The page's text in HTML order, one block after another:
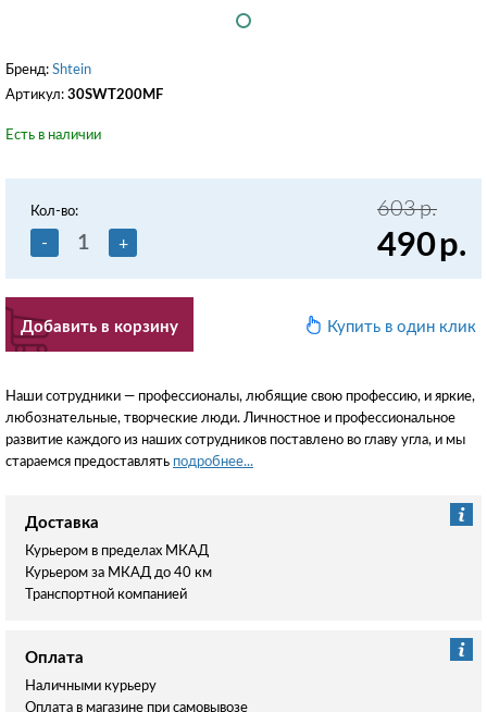
Бренд: Shtein
Артикул: 30SWT200MF
Есть в наличии
Кол-во:
- +
Добавить в корзину
603р.
490р.
Купить в один клик
Наши сотрудники — профессионалы, любящие свою профессию, и яркие,
любознательные, творческие люди. Личностное и профессиональное
развитие каждого из наших сотрудников поставлено во главу угла, и мы
стараемся предоставлять подробнее...
Доставка
Курьером в пределах МКАД
Курьером за МКАД до 40 км
Транспортной компанией
Оплата
Наличными курьеру
Оплата в магазине при самовывозе